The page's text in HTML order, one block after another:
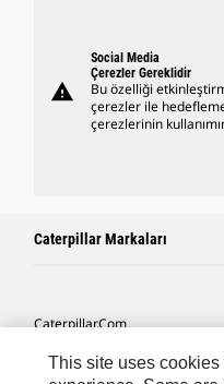
warning
Social Media
Çerezler Gereklidir
Bu özelliği
çerezler ile
çerezlerinin
Caterpillar Markaları
Caterpillar.com
Caterpillar Müşteri Hizmetleri
This site uses